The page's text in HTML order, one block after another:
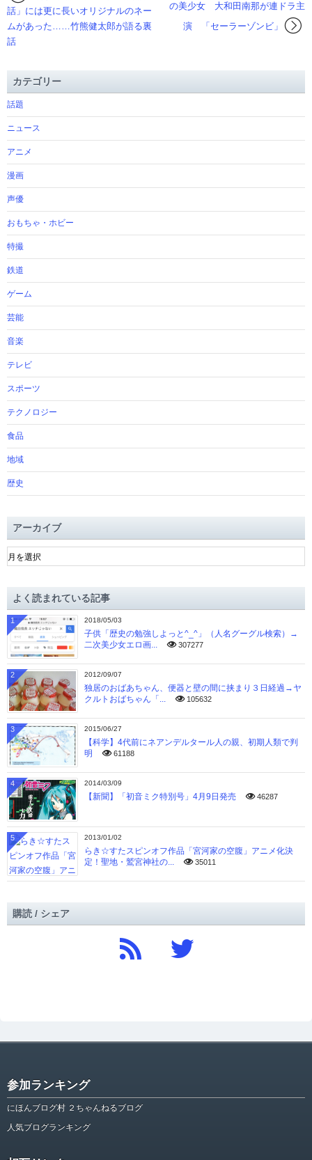
の美少女 大和田南那が連ドラ主
演 「セーラーゾンビ」
話」には更に長いオリジナルのネー
ムがあった……竹熊健太郎が語る裏
話
カテゴリー
話題
ニュース
アニメ
漫画
声優
おもちゃ・ホビー
特撮
鉄道
ゲーム
芸能
音楽
テレビ
スポーツ
テクノロジー
食品
地域
歴史
アーカイブ
ア
ー
ブよく読まれている記事
2018/05/03
子供「歴史の勉強しよっと^_^」（人名グーグル検索）→
二次美少女エロ画...
307277
1
2012/09/07
独居のおばあちゃん、便器と壁の間に挟まり３日経過→ヤ
クルトおばちゃん「...
105632
2
2015/06/27
【科学】4代前にネアンデルタール人の親、初期人類で判
明
61188
3
2014/03/09
【新聞】「初音ミク特別号」4月9日発売 46287
4
2013/01/02
らき☆すたスピンオフ作品「宮河家の空腹」アニメ化決
定！聖地・鷲宮神社の...
35011
5
購読 / シェア
参加ランキング
にほんブログ村 ２ちゃんねるブログ
人気ブログランキング